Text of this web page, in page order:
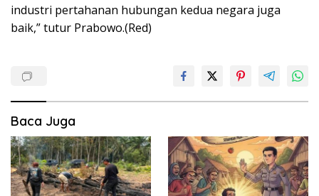
industri pertahanan hubungan kedua negara juga
baik,” tutur Prabowo.(Red)
Baca Juga